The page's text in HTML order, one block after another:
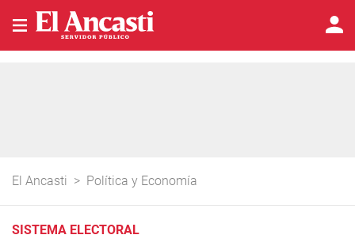
El Ancasti > Política y Economía
SISTEMA ELECTORAL